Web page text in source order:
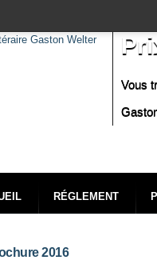
Vous
RÉGLEMENT
2016